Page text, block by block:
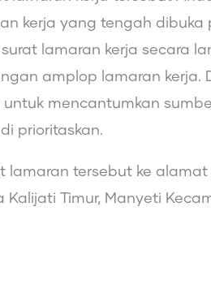
kerja yang tengah
lamaran kerja secara
amplop lamaran kerja.
mencantumkan
prioritaskan.
tersebut ke alamat
Timur, Manyeti